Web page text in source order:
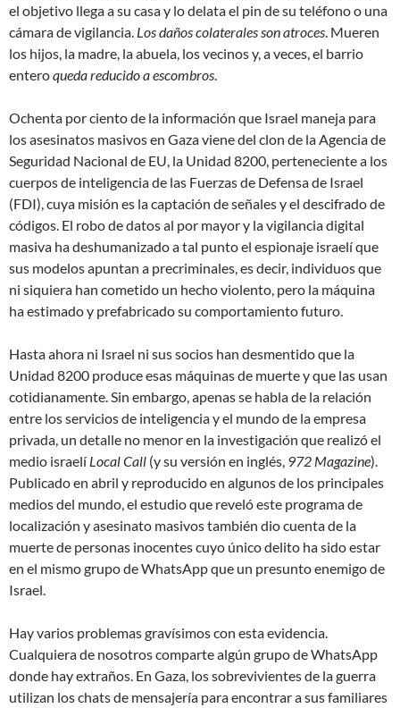
el objetivo llega a su casa y lo delata el pin de su teléfono o una
cámara de vigilancia. Losdaños colateralesson atroces. Mueren
los hijos, la madre, la abuela, los vecinos y, a veces, el barrio
enteroqueda reducido a escombros.
Ochenta por ciento de la información que Israel maneja para
los asesinatos masivos en Gaza viene del clon de la Agencia de
Seguridad Nacional de EU, la Unidad 8200, perteneciente a los
cuerpos de inteligencia de las Fuerzas de Defensa de Israel
(FDI), cuya misión es la captación de señales y el descifrado de
códigos. El robo de datos al por mayor y la vigilancia digital
masiva ha deshumanizado a tal punto el espionaje israelí que
sus modelos apuntan a precriminales, es decir, individuos que
ni siquiera han cometido un hecho violento, pero la máquina
ha estimado y prefabricado su comportamiento futuro.
Hasta ahora ni Israel ni sus socios han desmentido que la
Unidad 8200 produce esas máquinas de muerte y que las usan
cotidianamente. Sin embargo, apenas se habla de la relación
entre los servicios de inteligencia y el mundo de la empresa
privada, un detalle no menor en la investigación que realizó el
medio israelí Local Call (y su versión en inglés, 972 Magazine).
Publicado en abril y reproducido en algunos de los principales
medios del mundo, el estudio que reveló este programa de
localización y asesinato masivos también dio cuenta de la
muerte de personas inocentes cuyo único delito ha sido estar
en el mismo grupo de WhatsApp que un presunto enemigo de
Israel.
Hay varios problemas gravísimos con esta evidencia.
Cualquiera de nosotros comparte algún grupo de WhatsApp
donde hay extraños. En Gaza, los sobrevivientes de la guerra
utilizan los chats de mensajería para encontrar a sus familiares